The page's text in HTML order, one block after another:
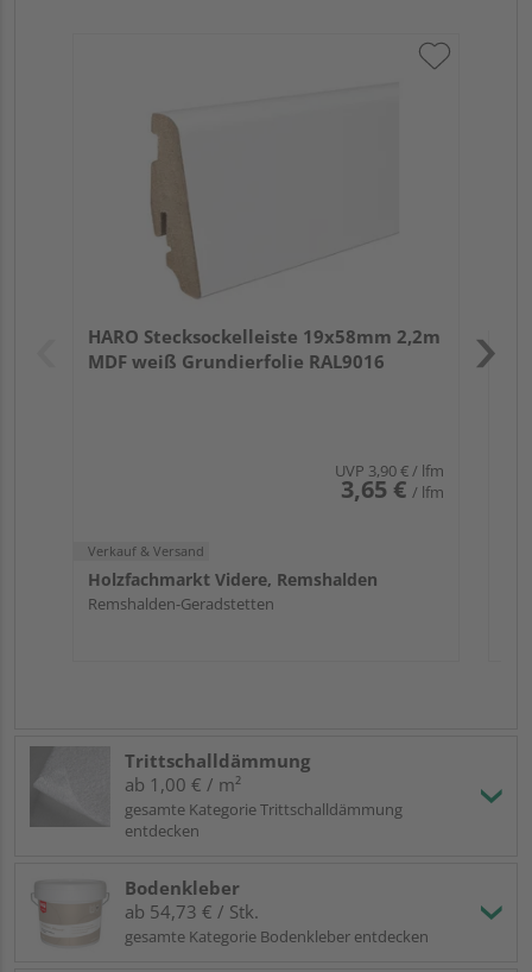
HARO Stecksockelleiste 19x58mm 2,2m
MDF weiß Grundierfolie RAL9016
UVP 3,90 €/ lfm
3,65 € / lfm
Verkauf & Versand
Holzfachmarkt Videre, Remshalden
Remshalden-Geradstetten
Trittschalldämmung
ab 1,00 € / m²
gesamte Kategorie Trittschalldämmung
entdecken
Bodenkleber
ab 54,73 € / Stk.
gesamte Kategorie Bodenkleber entdecken